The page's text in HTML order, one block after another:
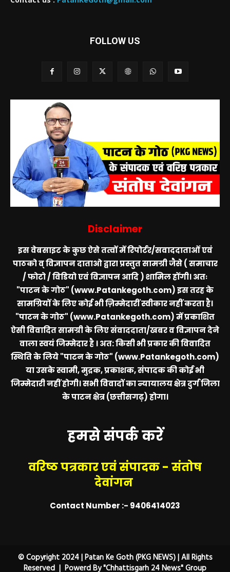
FOLLOW US
Disclaimer
इस वेबसाइट के कुछ ऐसे तत्वों में रिपोर्टर/सवाददाताओं एवं
पाठको व् विज्ञापन दाताओ द्वारा प्रस्तुत सामग्री जैसे ( समाचार
/ फोटो / विडियो एवं विज्ञापन आदि ) शामिल होंगी। अतः
"पाटन के गोठ" (www.Patankegoth.com)इस तरह के
सामग्रियों के लिए कोई भी ज़िम्मेदारीं स्वीकार नहीं करता है।
"पाटन के गोठ" (www.Patankegoth.com)में प्रकाशित
ऐसी विवादित सामग्री के लिए संवाददाता/खबर व विज्ञापन देने
वाला स्वयं जिम्मेदार है । अत: किसी भी प्रकार की विवादित
स्थिति के लिये"पाटन के गोठ" (www.Patankegoth.com)
या उसके स्वामी, मुद्रक, प्रकाशक, संपादक की कोई भी
जिम्मेदारी नहीं होगी। सभी विवादों का न्यायालय क्षेत्र दुर्ग जिला
के पाटन क्षेत्र (छत्तीसगढ़) होगा।
हमसे संपर्क करें
वरिष्ठ पत्रकार एवं संपादक - संतोष
देवांगन
Contact Number :- 9406414023
© Copyright 2024 | Patan Ke Goth (PKG NEWS) | All Rights
Reserved | Powerd By "Chhattisgarh 24 News" Group